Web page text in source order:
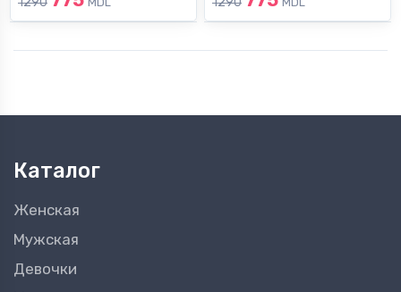
Каталог
Женская
Мужская
Девочки